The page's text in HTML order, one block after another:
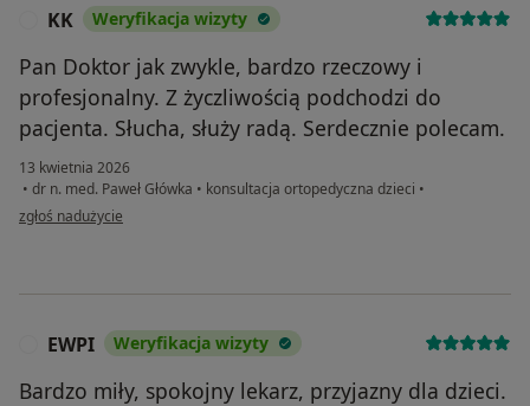
KK Weryfikacja wizyty
Pan Doktor jak zwykle, bardzo rzeczowy i
profesjonalny. Z życzliwością podchodzi do
pacjenta. Słucha, służy radą. Serdecznie polecam.
13 kwietnia 2026
• dr n. med. Paweł Główka • konsultacja ortopedyczna dzieci •
w opinii użytkownika KK
zgłoś nadużycie
EWPI Weryfikacja wizyty
Bardzo miły, spokojny lekarz, przyjazny dla dzieci.